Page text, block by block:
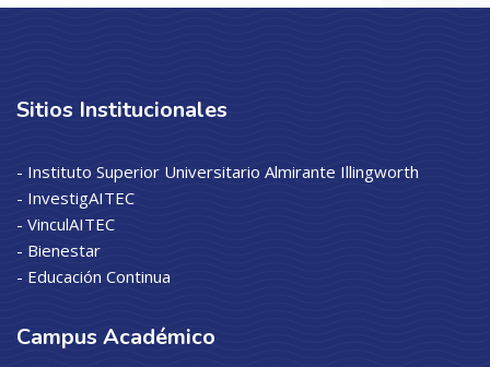
Sitios Institucionales
- Instituto Superior Universitario Almirante Illingworth
- InvestigAITEC
- VinculAITEC
- Bienestar
- Educación Continua
Campus Académico